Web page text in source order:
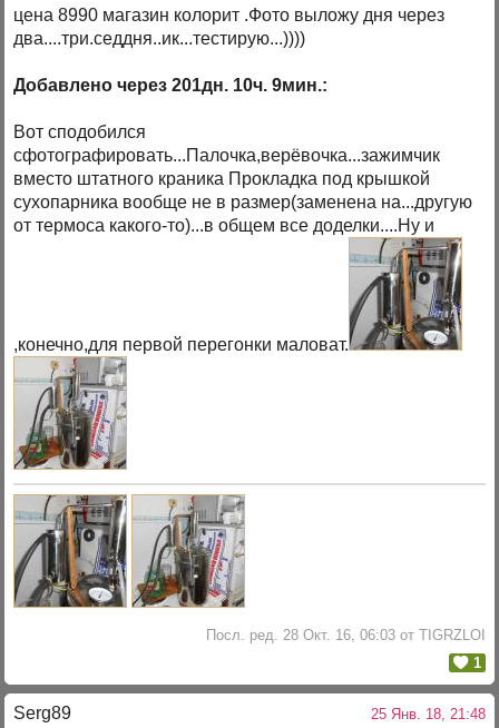
цена 8990 магазин колорит .Фото выложу дня через
два....три.седдня..ик...тестирую...))))
Добавлено через 201дн. 10ч. 9мин.:
Вот сподобился
сфотографировать...Палочка,верёвочка...зажимчик
вместо штатного краника Прокладка под крышкой
сухопарника вообще не в размер(заменена на...другую
от термоса какого-то)...в общем все доделки....Ну и
,конечно,для первой перегонки маловат.
Посл. ред. 28 Окт. 16, 06:03 от TIGRZLOI
1
Serg89 25 Янв. 18, 21:48